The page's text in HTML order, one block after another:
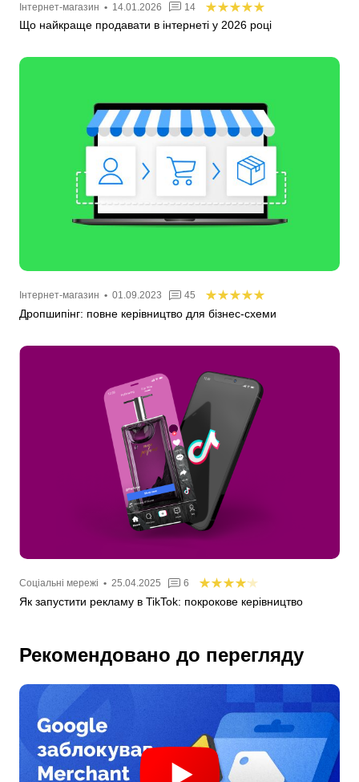
Інтернет-магазин • 14.01.2026 14
Що найкраще продавати в інтернеті у 2026 році
Інтернет-магазин • 01.09.2023 45
Дропшипінг: повне керівництво для бізнес-схеми
Соціальні мережі • 25.04.2025 6
Як запустити рекламу в TikTok: покрокове керівництво
Рекомендовано до перегляду